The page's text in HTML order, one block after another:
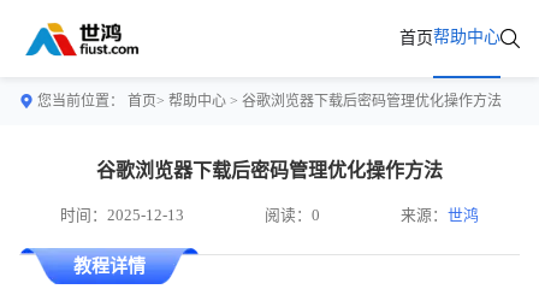
首页帮助中心
您当前位置： 首页> 帮助中心 > 谷歌浏览器下载后密码管理优化操作方法
谷歌浏览器下载后密码管理优化操作方法
时间：2025-12-13 阅读：0 来源：世鸿
教程详情